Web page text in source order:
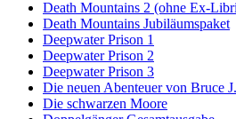
Death Mountains 2 (ohne Ex-
Death Mountains Jubiläumspaket
Deepwater Prison 1
Deepwater Prison 2
Deepwater Prison 3
Die neuen Abenteuer von Bruce
Die schwarzen Moore